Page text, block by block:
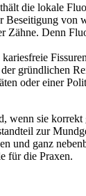
die lokale
Beseitigung von
Zähne. Denn
gründlichen
oder einer
wenn sie korrekt
zur
und ganz
für die Praxen.